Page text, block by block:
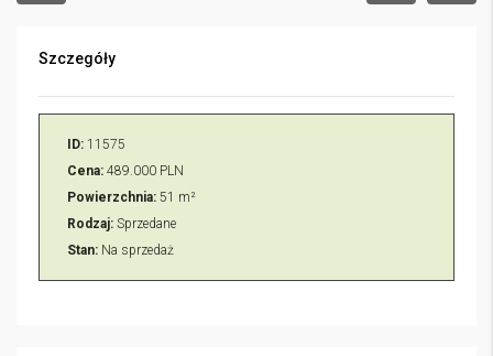
Szczegóły
ID: 11575
Cena: 489.000 PLN
Powierzchnia: 51 m²
Rodzaj: Sprzedane
Stan: Na sprzedaż